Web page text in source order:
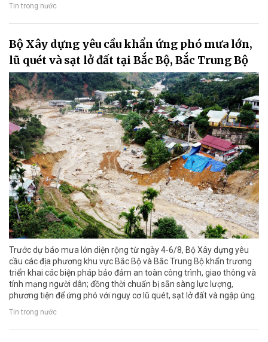
Tin trong nước
Bộ Xây dựng yêu cầu khẩn ứng phó mưa lớn,
lũ quét và sạt lở đất tại Bắc Bộ, Bắc Trung Bộ
Trước dự báo mưa lớn diện rộng từ ngày 4-6/8, Bộ Xây dựng yêu
cầu các địa phương khu vực Bắc Bộ và Bắc Trung Bộ khẩn trương
triển khai các biện pháp bảo đảm an toàn công trình, giao thông và
tính mạng người dân; đồng thời chuẩn bị sẵn sàng lực lượng,
phương tiện để ứng phó với nguy cơ lũ quét, sạt lở đất và ngập úng.
Tin trong nước